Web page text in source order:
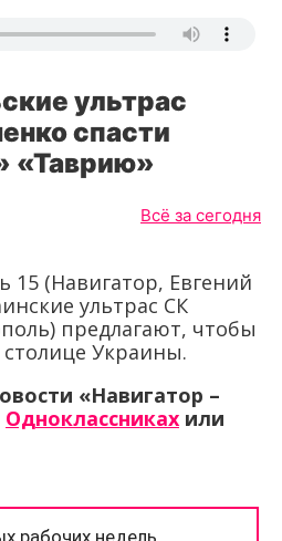
ультрас
спасти
«Таврию»
Всё за сегодня
(Навигатор, Евгений
ультрас СК
предлагают, чтобы
столице Украины.
«Навигатор –
Одноклассниках или